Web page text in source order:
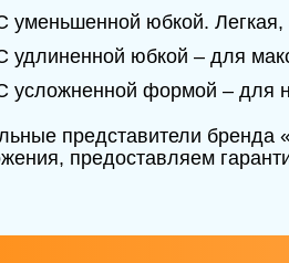
уменьшенной юбкой. Легкая,
удлиненной юбкой – для
усложненной формой – для
представители бренда
предоставляем